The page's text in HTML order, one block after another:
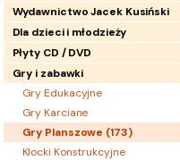
Wydawnictwo Jacek Kusiński
Dla dzieci i młodzieży
Płyty CD / DVD
Gry i zabawki
Gry Edukacyjne
Gry Karciane
Gry Planszowe (173)
Klocki Konstrukcyjne